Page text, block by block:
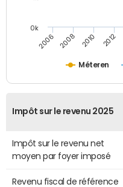
Méteren
2006 2008 2010 2012
0k
Impôt sur le revenu 2025
Impôt sur le revenu net
moyen par foyer imposé
Revenu fiscal de référence